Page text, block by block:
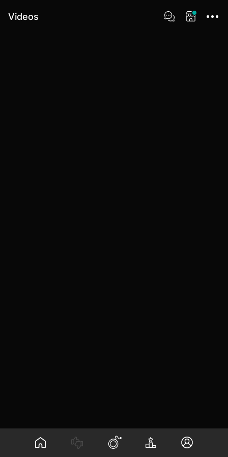
Videos